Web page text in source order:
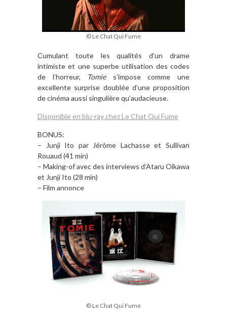
© Le Chat Qui Fume
Cumulant toute les qualités d’un drame
intimiste et une superbe utilisation des codes
de l’horreur,
Tomie s’impose comme une
excellente surprise doublée d’une proposition
de cinéma aussi singulière qu’audacieuse.
Disponible en blu-ray chez Le Chat Qui Fume
BONUS:
– Junji Ito par Jérôme Lachasse et Sullivan
Rouaud (41 min)
– Making-of avec des interviews d’Ataru Oikawa
et Junji Ito (28 min)
– Film annonce
© Le Chat Qui Fume